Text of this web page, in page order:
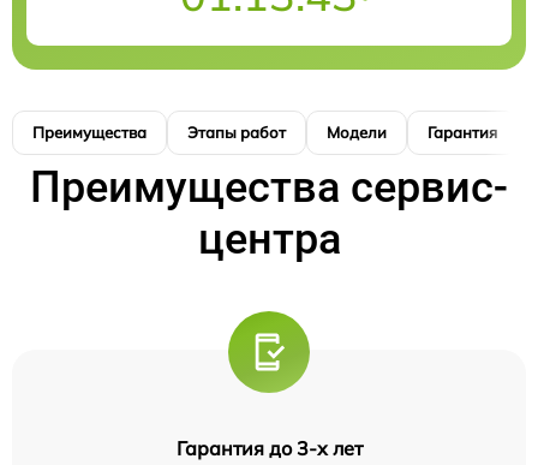
Преимущества Этапы работ Модели Гарантия
Преимущества сервис-
центра
Гарантия до 3-х лет